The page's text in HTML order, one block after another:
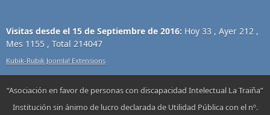
Visitas desde el 15 de Septiembre de 2016: Hoy 33 , Ayer 212 ,
Mes 1155 , Total 214047
Kubik-Rubik Joomla! Extensions
“Asociación en favor de personas con discapacidad Intelectual La Traiña”
Institución sin ánimo de lucro declarada de Utilidad Pública con el nº.